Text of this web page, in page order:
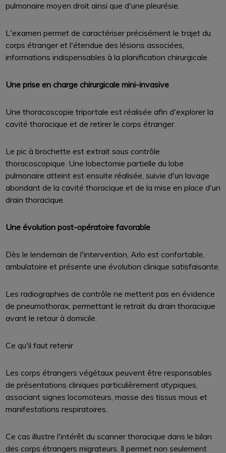
pulmonaire moyen droit ainsi que d'une pleurésie.
L'examen permet de caractériser précisément le trajet du
corps étranger et l'étendue des lésions associées,
informations indispensables à la planification chirurgicale.
Une prise en charge chirurgicale mini-invasive
Une thoracoscopie triportale est réalisée afin d'explorer la
cavité thoracique et de retirer le corps étranger.
Le pic à brochette est extrait sous contrôle
thoracoscopique. Une lobectomie partielle du lobe
pulmonaire atteint est ensuite réalisée, suivie d'un lavage
abondant de la cavité thoracique et de la mise en place d'un
drain thoracique.
Une évolution post-opératoire favorable
Dès le lendemain de l'intervention, Arlo est confortable,
ambulatoire et présente une évolution clinique satisfaisante.
Les radiographies de contrôle ne mettent pas en évidence
de pneumothorax, permettant le retrait du drain thoracique
avant le retour à domicile.
Ce qu'il faut retenir
Les corps étrangers végétaux peuvent être responsables
de présentations cliniques particulièrement atypiques,
associant signes locomoteurs, masse des tissus mous et
manifestations respiratoires.
Ce cas illustre l'intérêt du scanner thoracique dans le bilan
des corps étrangers migrateurs. Il permet non seulement